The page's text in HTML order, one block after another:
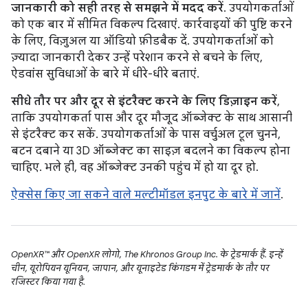
जानकारी को सही तरह से समझने में मदद करें. उपयोगकर्ताओं
को एक बार में सीमित विकल्प दिखाएं. कार्रवाइयों की पुष्टि करने
के लिए, विज़ुअल या ऑडियो फ़ीडबैक दें. उपयोगकर्ताओं को
ज़्यादा जानकारी देकर उन्हें परेशान करने से बचने के लिए,
ऐडवांस सुविधाओं के बारे में धीरे-धीरे बताएं.
सीधे तौर पर और दूर से इंटरैक्ट करने के लिए डिज़ाइन करें,
ताकि उपयोगकर्ता पास और दूर मौजूद ऑब्जेक्ट के साथ आसानी
से इंटरैक्ट कर सकें. उपयोगकर्ताओं के पास वर्चुअल टूल चुनने,
बटन दबाने या 3D ऑब्जेक्ट का साइज़ बदलने का विकल्प होना
चाहिए. भले ही, वह ऑब्जेक्ट उनकी पहुंच में हो या दूर हो.
ऐक्सेस किए जा सकने वाले मल्टीमॉडल इनपुट के बारे में जानें.
OpenXR™ और OpenXR लोगो, The Khronos Group Inc. के ट्रेडमार्क हैं. इन्हें
चीन, यूरोपियन यूनियन, जापान, और यूनाइटेड किंगडम में ट्रेडमार्क के तौर पर
रजिस्टर किया गया है.